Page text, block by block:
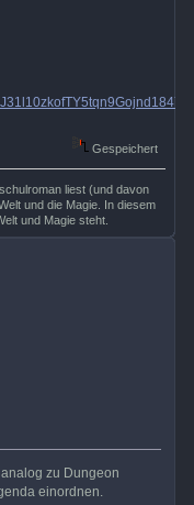
Gespeichert
liest (und davon
und die Magie. In diesem
und Magie steht.
zu Dungeon
einordnen.